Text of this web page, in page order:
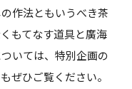
作法ともいうべき茶
もてなす道具と廣海
いては、特別企画の
ぜひご覧ください。